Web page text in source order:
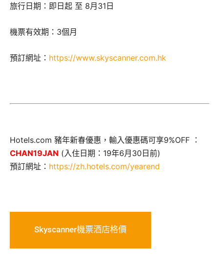
旅行日期：即日起 至 8月31日
機票有效期：3個月
預訂網址： https://www.skyscanner.com.hk
Hotels.com 豬年新春優惠，輸入優惠碼可享9%OFF ：
CHAN19JAN (入住日期：19年6月30日前)
預訂網址： https://zh.hotels.com/yearend
Skyscanner機票酒店格價